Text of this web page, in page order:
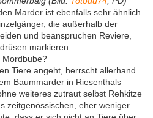
Marder ist ebenfalls sehr ähnlich
die außerhalb der
und beanspruchen Reviere,
markieren.
Mordbube?
Tiere angeht, herrscht allerhand
Baummarder in Riesenthals
weiteres zutraut selbst Rehkitze
zeitgenössischen, eher weniger